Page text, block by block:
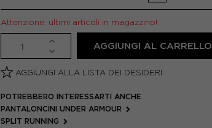
Attenzione: ultimi articoli in magazzino!
AGGIUNGI AL CARRELLO
AGGIUNGI ALLA LISTA DEI DESIDERI
POTREBBERO INTERESSARTI ANCHE
PANTALONCINI UNDER ARMOUR
SPLIT RUNNING